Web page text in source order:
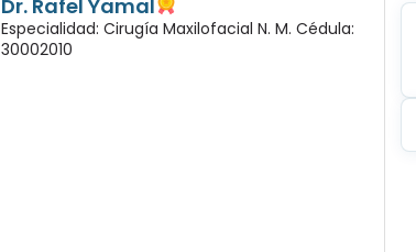
Dr. Rafel Yamal
Especialidad: Cirugía Maxilofacial N. M. Cédula:
30002010